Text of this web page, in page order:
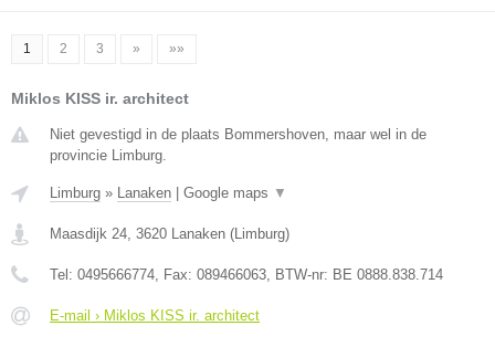
1 2 3 » »»
Miklos KISS ir. architect
Niet gevestigd in de plaats Bommershoven, maar wel in de
provincie Limburg.
Limburg » Lanaken Google maps ▼
Maasdijk 24, 3620 Lanaken (Limburg)
Tel: 0495666774, Fax: 089466063, BTW-nr: BE 0888.838.714
E-mail › Miklos KISS ir. architect